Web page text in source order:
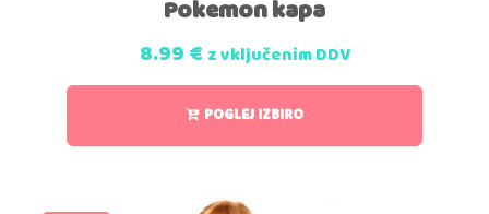
Pokemon kapa
8.99€ z vključenim DDV
POGLEJ IZBIRO